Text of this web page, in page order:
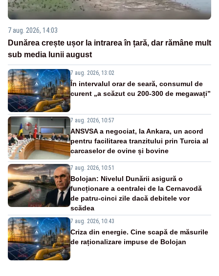
7 aug. 2026, 14:03
Dunărea crește ușor la intrarea în țară, dar rămâne mult
sub media lunii august
7 aug. 2026, 13:02
În intervalul orar de seară, consumul de
curent „a scăzut cu 200-300 de megawați”
7 aug. 2026, 10:57
ANSVSA a negociat, la Ankara, un acord
pentru facilitarea tranzitului prin Turcia al
carcaselor de ovine și bovine
7 aug. 2026, 10:51
Bolojan: Nivelul Dunării asigură o
funcționare a centralei de la Cernavodă
de patru-cinci zile dacă debitele vor
scădea
7 aug. 2026, 10:43
Criza din energie. Cine scapă de măsurile
de raționalizare impuse de Bolojan